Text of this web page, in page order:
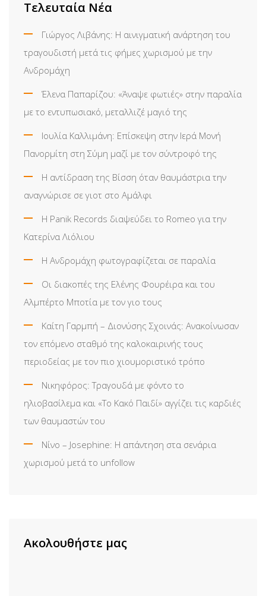
Τελευταία Νέα
Γιώργος Λιβάνης: Η αινιγματική ανάρτηση του
τραγουδιστή μετά τις φήμες χωρισμού με την
Ανδρομάχη
Έλενα Παπαρίζου: «Άναψε φωτιές» στην παραλία
με το εντυπωσιακό, μεταλλιζέ μαγιό της
Ιουλία Καλλιμάνη: Επίσκεψη στην Ιερά Μονή
Πανορμίτη στη Σύμη μαζί με τον σύντροφό της
Η αντίδραση της Βίσση όταν θαυμάστρια την
αναγνώρισε σε γιοτ στο Αμάλφι
Η Panik Records διαψεύδει το Romeo για την
Κατερίνα Λιόλιου
Η Ανδρομάχη φωτογραφίζεται σε παραλία
Οι διακοπές της Ελένης Φουρέιρα και του
Αλμπέρτο Μποτία με τον γιο τους
Καίτη Γαρμπή – Διονύσης Σχοινάς: Ανακοίνωσαν
τον επόμενο σταθμό της καλοκαιρινής τους
περιοδείας με τον πιο χιουμοριστικό τρόπο
Νικηφόρος: Τραγουδά με φόντο το
ηλιοβασίλεμα και «Το Κακό Παιδί» αγγίζει τις καρδιές
των θαυμαστών του
Νίνο – Josephine: Η απάντηση στα σενάρια
χωρισμού μετά το unfollow
Ακολουθήστε μας